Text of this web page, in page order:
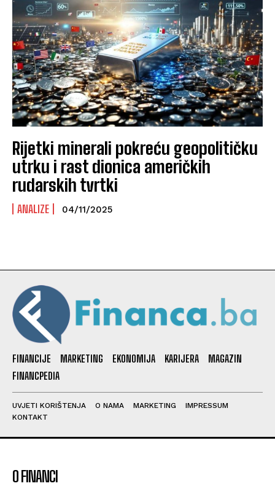
Rijetki minerali pokreću geopolitičku
utrku i rast dionica američkih
rudarskih tvrtki
ANALIZE 04/11/2025
FINANCIJE MARKETING EKONOMIJA KARIJERA
MAGAZIN
FINANCPEDIA
UVJETI KORIŠTENJA O NAMA MARKETING
IMPRESSUM
KONTAKT
O FINANCI